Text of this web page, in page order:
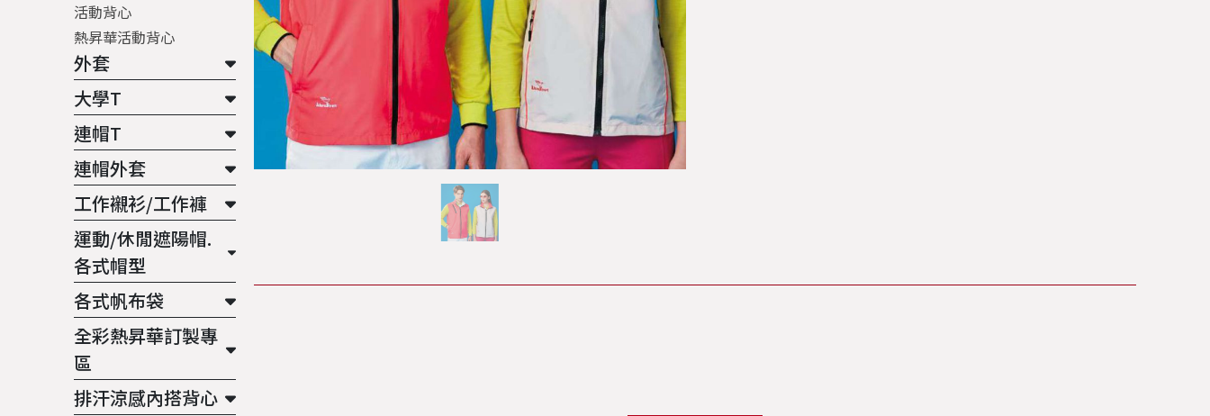
活動背心
熱昇華活動背心
外套
大學T
連帽T
連帽外套
工作襯衫/工作褲
運動/休閒遮陽帽.
各式帽型
各式帆布袋
全彩熱昇華訂製專
區
排汗涼感內搭背心